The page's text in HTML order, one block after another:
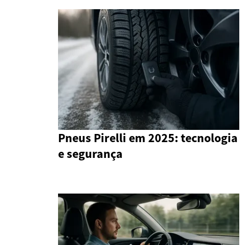
Pneus Pirelli em 2025: tecnologia
e segurança